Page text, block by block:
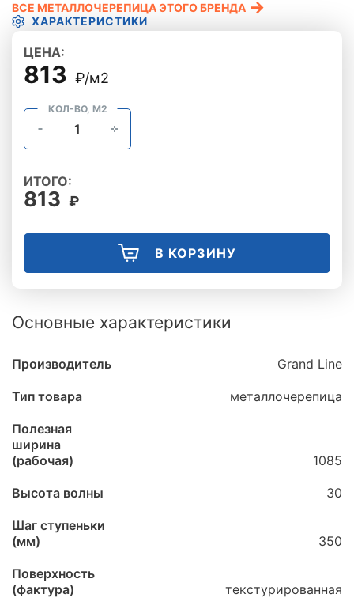
ХАРАКТЕРИСТИКИ
ВСЕ МЕТАЛЛОЧЕРЕПИЦА ЭТОГО БРЕНДА
ЦЕНА:
813 ₽/м2
КОЛ-ВО, М2
ИТОГО:
813 ₽
В КОРЗИНУ
Основные характеристики
Производитель Grand Line
Тип товара металлочерепица
Полезная
ширина
(рабочая)
1085
Высота волны 30
Шаг ступеньки
(мм)
350
Поверхность
(фактура)
текстурированная